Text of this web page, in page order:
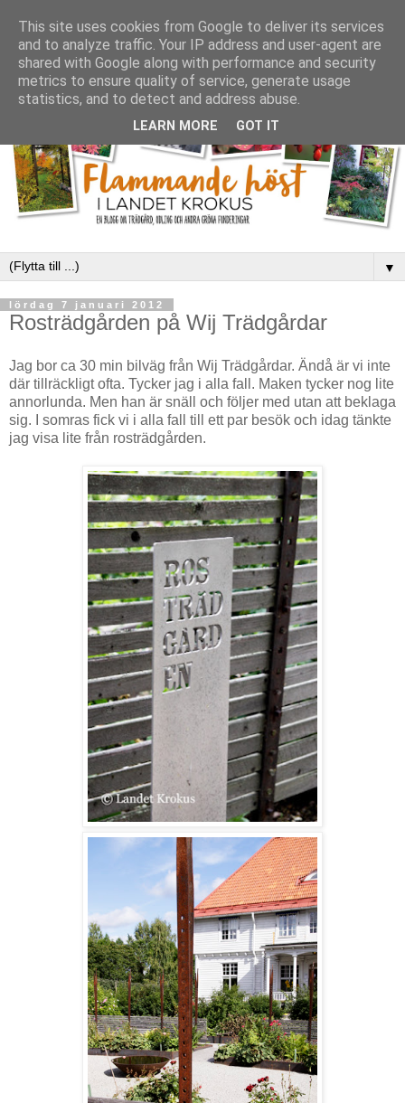
▼
lördag 7 januari 2012
Rosträdgården på Wij Trädgårdar
Jag bor ca 30 min bilväg från Wij Trädgårdar. Ändå är vi inte
där tillräckligt ofta. Tycker jag i alla fall. Maken tycker nog lite
annorlunda. Men han är snäll och följer med utan att beklaga
sig. I somras fick vi i alla fall till ett par besök och idag tänkte
jag visa lite från rosträdgården.
This site uses cookies from Google to deliver its services
and to analyze traffic. Your IP address and user-agent are
shared with Google along with performance and security
metrics to ensure quality of service, generate usage
statistics, and to detect and address abuse.
LEARN MORE GOT IT